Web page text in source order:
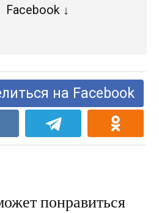
Facebook ↓
на Facebook
понравиться